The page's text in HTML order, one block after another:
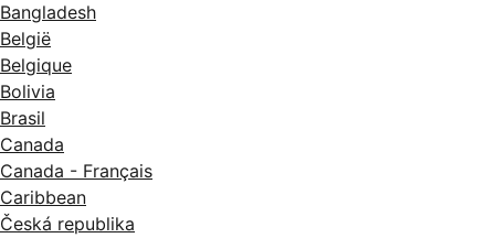
Bangladesh
België
Belgique
Bolivia
Brasil
Canada
Canada - Français
Caribbean
Česká republika